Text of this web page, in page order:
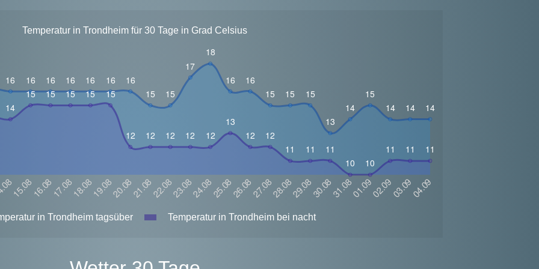
Temperatur in Trondheim für 30 Tage in Grad Celsius
in Trondheim tagsüber Temperatur in Trondheim bei nacht